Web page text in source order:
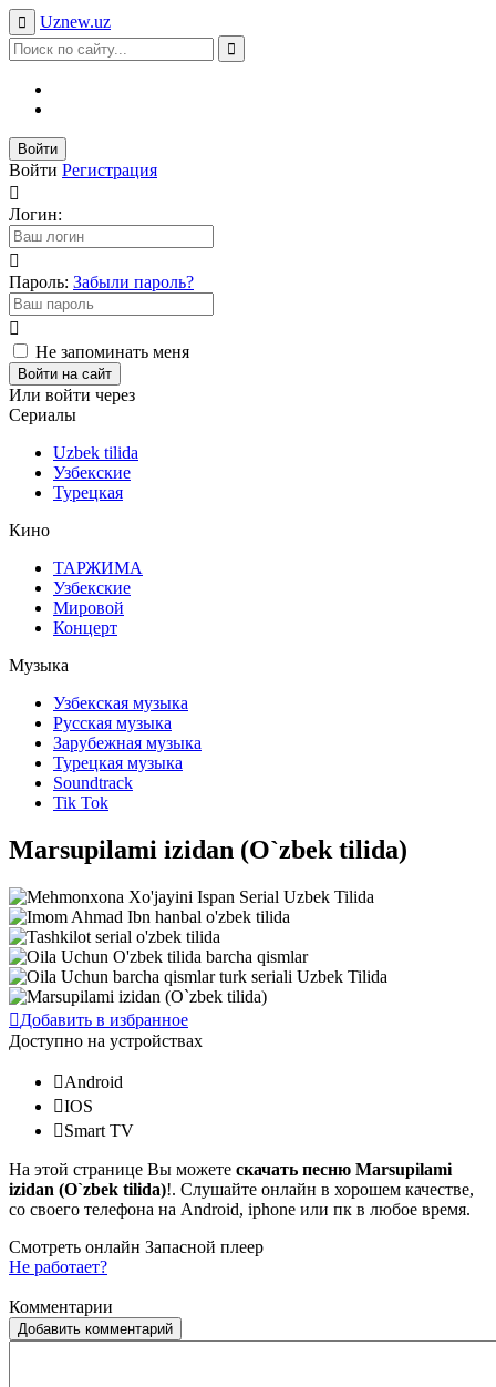
Uznew.uz
Войти
Войти Регистрация
Логин:
Пароль: Забыли пароль?
Не запоминать меня
Войти на сайт
Или войти через
Сериалы
Uzbek tilida
Узбекские
Турецкая
Кино
ТАРЖИМА
Узбекские
Мировой
Концерт
Mузыка
Узбекская музыка
Русская музыка
Зарубежная музыка
Турецкая музыка
Soundtrack
Tik Tok
Marsupilami izidan (O`zbek tilida)
Добавить в избранное
Доступно на устройствах
Android
IOS
Smart TV
На этой странице Вы можете скачать песню Marsupilami
izidan (O`zbek tilida)!. Слушайте онлайн в хорошем качестве,
со своего телефона на Android, iphone или пк в любое время.
Смотреть онлайн Запасной плеер
Не работает?
Комментарии
Добавить комментарий